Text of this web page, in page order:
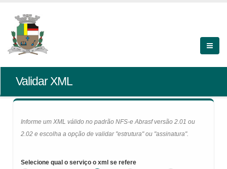
Validar XML
Informe um XML válido no padrão NFS-e Abrasf versão 2.01 ou
2.02 e escolha a opção de validar "estrutura" ou "assinatura".
Selecione qual o serviço o xml se refere